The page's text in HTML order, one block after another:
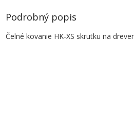
Podrobný popis
Čelné kovanie HK-XS skrutku na